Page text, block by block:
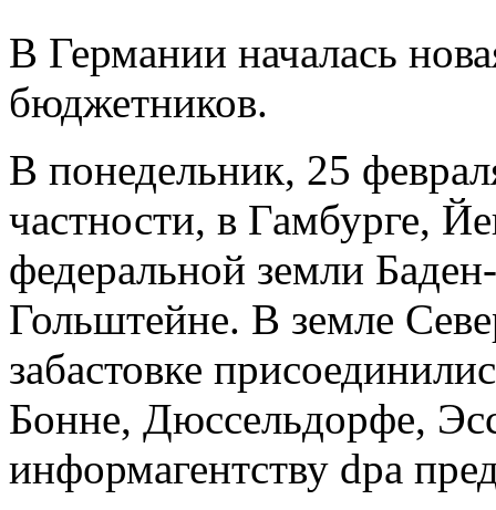
В Германии началась
бюджетников.
В понедельник, 25
частности, в Гамбурге,
федеральной земли
Гольштейне. В земле
забастовке
Бонне, Дюссельдорфе,
информагентству dpa